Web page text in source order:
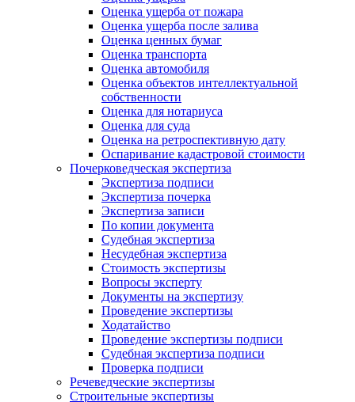
Оценка ущерба от пожара
Оценка ущерба после залива
Оценка ценных бумаг
Оценка транспорта
Оценка автомобиля
Оценка объектов интеллектуальной
собственности
Оценка для нотариуса
Оценка для суда
Оценка на ретроспективную дату
Оспаривание кадастровой стоимости
Почерковедческая экспертиза
Экспертиза подписи
Экспертиза почерка
Экспертиза записи
По копии документа
Судебная экспертиза
Несудебная экспертиза
Стоимость экспертизы
Вопросы эксперту
Документы на экспертизу
Проведение экспертизы
Ходатайство
Проведение экспертизы подписи
Судебная экспертиза подписи
Проверка подписи
Речеведческие экспертизы
Строительные экспертизы